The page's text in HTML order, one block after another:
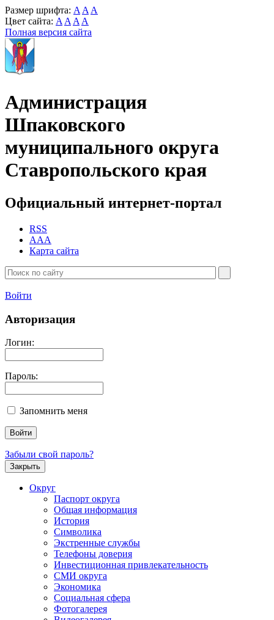
Размер шрифта: A A A
Цвет сайта: A A A A
Полная версия сайта
Администрация
Шпаковского
муниципального округа
Ставропольского края
Официальный интернет-портал
RSS
AAA
Карта сайта
Войти
Авторизация
Логин:
Пароль:
Запомнить меня
Забыли свой пароль?
Закрыть
Округ
Паспорт округа
Общая информация
История
Символика
Экстренные службы
Телефоны доверия
Инвестиционная привлекательность
СМИ округа
Экономика
Социальная сфера
Фотогалерея